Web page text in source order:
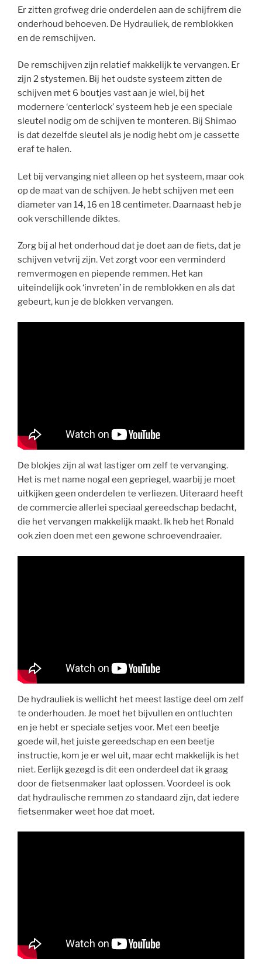
Er zitten grofweg drie onderdelen aan de schijfrem die
onderhoud behoeven. De Hydrauliek, de remblokken
en de remschijven.
De remschijven zijn relatief makkelijk te vervangen. Er
zijn 2 stystemen. Bij het oudste systeem zitten de
schijven met 6 boutjes vast aan je wiel, bij het
modernere ‘centerlock’ systeem heb je een speciale
sleutel nodig om de schijven te monteren. Bij Shimao
is dat dezelfde sleutel als je nodig hebt om je cassette
eraf te halen.
Let bij vervanging niet alleen op het systeem, maar ook
op de maat van de schijven. Je hebt schijven met een
diameter van 14, 16 en 18 centimeter. Daarnaast heb je
ook verschillende diktes.
Zorg bij al het onderhoud dat je doet aan de fiets, dat je
schijven vetvrij zijn. Vet zorgt voor een verminderd
remvermogen en piepende remmen. Het kan
uiteindelijk ook ‘invreten’ in de remblokken en als dat
gebeurt, kun je de blokken vervangen.
De blokjes zijn al wat lastiger om zelf te vervanging.
Het is met name nogal een gepriegel, waarbij je moet
uitkijken geen onderdelen te verliezen. Uiteraard heeft
de commercie allerlei speciaal gereedschap bedacht,
die het vervangen makkelijk maakt. Ik heb het Ronald
ook zien doen met een gewone schroevendraaier.
De hydrauliek is wellicht het meest lastige deel om zelf
te onderhouden. Je moet het bijvullen en ontluchten
en je hebt er speciale setjes voor. Met een beetje
goede wil, het juiste gereedschap en een beetje
instructie, kom je er wel uit, maar echt makkelijk is het
niet. Eerlijk gezegd is dit een onderdeel dat ik graag
door de fietsenmaker laat oplossen. Voordeel is ook
dat hydraulische remmen zo standaard zijn, dat iedere
fietsenmaker weet hoe dat moet.